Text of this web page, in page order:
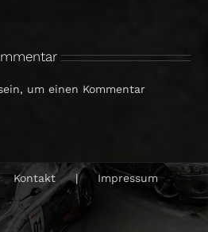
um einen Kommentar
Kontakt Impressum